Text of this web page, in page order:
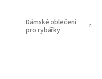
Dámské oblečení
pro rybářky